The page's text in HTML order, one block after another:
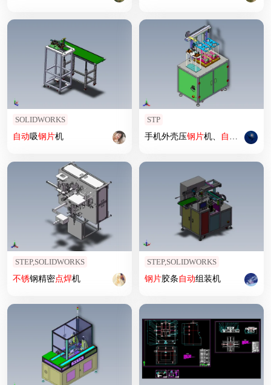
SOLIDWORKS
自动吸钢片机
STP
手机外壳压钢片机、 自动 装钢片
STEP,SOLIDWORKS
不锈钢精密点焊机
STEP,SOLIDWORKS
钢片胶条自动组装机